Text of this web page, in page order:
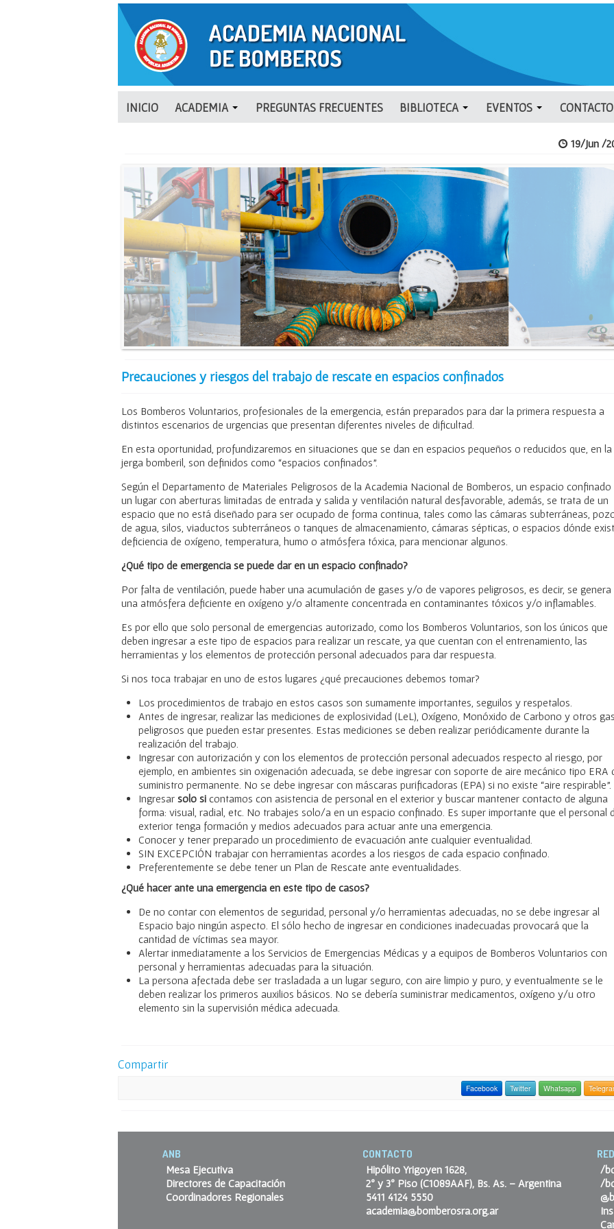
INICIO ACADEMIA PREGUNTAS FRECUENTES BIBLIOTECA EVENTOS CONTACTO
19/Jun /
Precauciones y riesgos del trabajo de rescate en espacios confinados
Los Bomberos Voluntarios, profesionales de la emergencia, están preparados para dar la primera respuesta a
distintos escenarios de urgencias que presentan diferentes niveles de dificultad.
En esta oportunidad, profundizaremos en situaciones que se dan en espacios pequeños o reducidos que, en la
jerga bomberil, son definidos como “espacios confinados”.
Según el Departamento de Materiales Peligrosos de la Academia Nacional de Bomberos, un espacio confinado
un lugar con aberturas limitadas de entrada y salida y ventilación natural desfavorable, además, se trata de un
espacio que no está diseñado para ser ocupado de forma continua, tales como las cámaras subterráneas,
de agua, silos, viaductos subterráneos o tanques de almacenamiento, cámaras sépticas, o espacios dónde
deficiencia de oxígeno, temperatura, humo o atmósfera tóxica, para mencionar algunos.
¿Qué tipo de emergencia se puede dar en un espacio confinado?
Por falta de ventilación, puede haber una acumulación de gases y/o de vapores peligrosos, es decir, se genera
una atmósfera deficiente en oxígeno y/o altamente concentrada en contaminantes tóxicos y/o inflamables.
Es por ello que solo personal de emergencias autorizado, como los Bomberos Voluntarios, son los únicos que
deben ingresar a este tipo de espacios para realizar un rescate, ya que cuentan con el entrenamiento, las
herramientas y los elementos de protección personal adecuados para dar respuesta.
Si nos toca trabajar en uno de estos lugares ¿qué precauciones debemos tomar?
Los procedimientos de trabajo en estos casos son sumamente importantes, seguilos y respetalos.
Antes de ingresar, realizar las mediciones de explosividad (LeL), Oxígeno, Monóxido de Carbono y otros
peligrosos que pueden estar presentes. Estas mediciones se deben realizar periódicamente durante la
realización del trabajo.
Ingresar con autorización y con los elementos de protección personal adecuados respecto al riesgo, por
ejemplo, en ambientes sin oxigenación adecuada, se debe ingresar con soporte de aire mecánico tipo ERA
suministro permanente. No se debe ingresar con máscaras purificadoras (EPA) si no existe “aire respirable”.
Ingresar solo si contamos con asistencia de personal en el exterior y buscar mantener contacto de alguna
forma: visual, radial, etc. No trabajes solo/a en un espacio confinado. Es super importante que el personal
exterior tenga formación y medios adecuados para actuar ante una emergencia.
Conocer y tener preparado un procedimiento de evacuación ante cualquier eventualidad.
SIN EXCEPCIÓN trabajar con herramientas acordes a los riesgos de cada espacio confinado.
Preferentemente se debe tener un Plan de Rescate ante eventualidades.
¿Qué hacer ante una emergencia en este tipo de casos?
De no contar con elementos de seguridad, personal y/o herramientas adecuadas, no se debe ingresar al
Espacio bajo ningún aspecto. El sólo hecho de ingresar en condiciones inadecuadas provocará que la
cantidad de víctimas sea mayor.
Alertar inmediatamente a los Servicios de Emergencias Médicas y a equipos de Bomberos Voluntarios con
personal y herramientas adecuadas para la situación.
La persona afectada debe ser trasladada a un lugar seguro, con aire limpio y puro, y eventualmente se le
deben realizar los primeros auxilios básicos. No se debería suministrar medicamentos, oxígeno y/u otro
elemento sin la supervisión médica adecuada.
Compartir
Facebook Twitter Whatsapp
ANB
Mesa Ejecutiva
Directores de Capacitación
Coordinadores Regionales
CONTACTO
Hipólito Yrigoyen 1628,
2º y 3º Piso (C1089AAF), Bs. As. – Argentina
5411 4124 5550
academia@bomberosra.org.ar
/
/